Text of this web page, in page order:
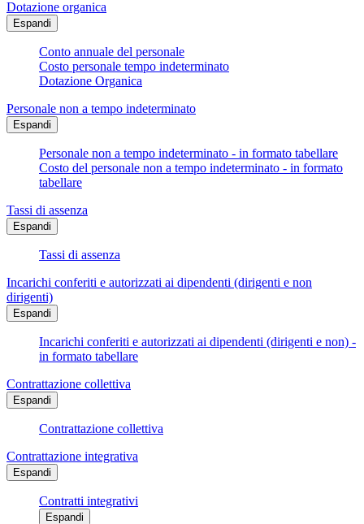
Dotazione organica
Espandi
Conto annuale del personale
Costo personale tempo indeterminato
Dotazione Organica
Personale non a tempo indeterminato
Espandi
Personale non a tempo indeterminato - in formato tabellare
Costo del personale non a tempo indeterminato - in formato
tabellare
Tassi di assenza
Espandi
Tassi di assenza
Incarichi conferiti e autorizzati ai dipendenti (dirigenti e non
dirigenti)
Espandi
Incarichi conferiti e autorizzati ai dipendenti (dirigenti e non) -
in formato tabellare
Contrattazione collettiva
Espandi
Contrattazione collettiva
Contrattazione integrativa
Espandi
Contratti integrativi
Espandi